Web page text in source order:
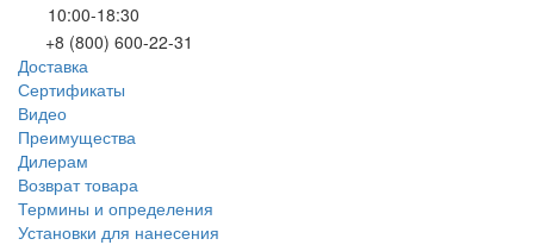
10:00-18:30
+8 (800) 600-22-31
Доставка
Сертификаты
Видео
Преимущества
Дилерам
Возврат товара
Термины и определения
Установки для нанесения